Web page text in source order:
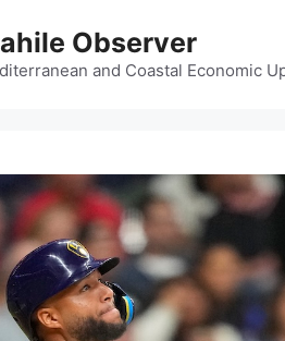
Observer
and Coastal Economic